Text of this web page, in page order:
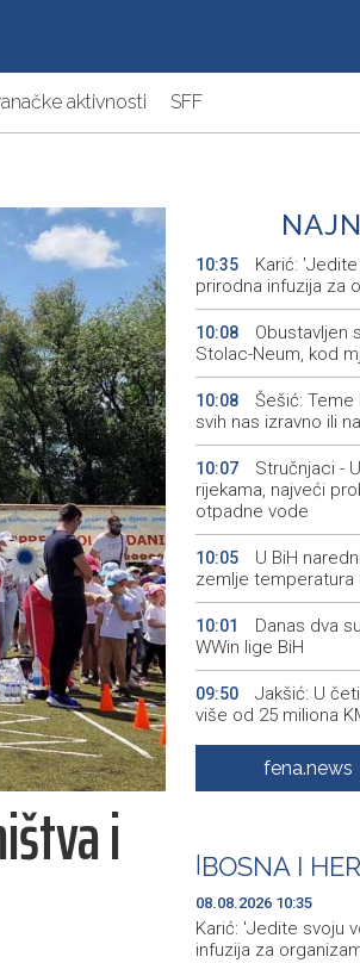
aktivnosti SFF
i
10:35
Karić:
prirodna infuzija za
10:08
Obustavljen
Stolac-Neum, kod
10:08
Šešić:
svih nas izravno ili
10:07
Stručnjaci -
rijekama, najveći
otpadne vode
10:05
U BiH
zemlje temperatura
10:01
Danas dva
WWin lige BiH
09:50
Jakšić: U
više od 25 miliona
Književno
aktivan, angažirani
08:55
Erdogan:
protiv jedne države,
fena.news
BOSNA I
08.08.2026 10:35
Karić: 'Jedite svoju
infuzija za